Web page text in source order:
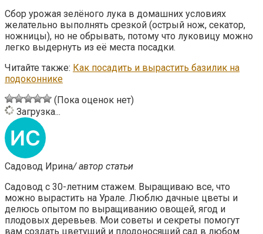
Сбор урожая зелёного лука в домашних условиях
желательно выполнять срезкой (острый нож, секатор,
ножницы), но не обрывать, потому что луковицу можно
легко выдернуть из её места посадки.
Читайте также: Как посадить и вырастить базилик на
подоконнике
(Пока оценок нет)
Загрузка...
Садовод Ирина/ автор статьи
Садовод с 30-летним стажем. Выращиваю все, что
можно вырастить на Урале. Люблю дачные цветы и
делюсь опытом по выращиванию овощей, ягод и
плодовых деревьев. Мои советы и секреты помогут
вам создать цветущий и плодоносящий сад в любом